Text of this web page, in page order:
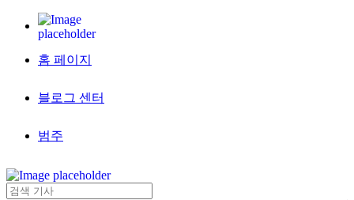
홈 페이지
블로그 센터
범주